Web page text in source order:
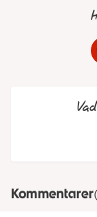
Kommentarer